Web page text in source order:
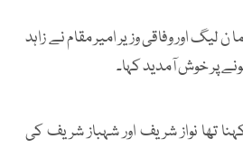
لیگ اور وفاقی وزیر امیر مقام نے زاہد
پر خوش آمدید کہا۔
تھا نواز شریف اور شہباز شریف کی